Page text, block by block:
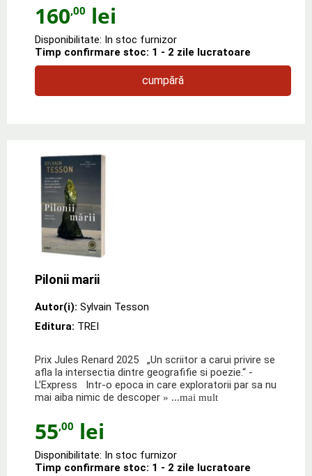
160,00 lei
Disponibilitate: In stoc furnizor
Timp confirmare stoc: 1 - 2 zile lucratoare
cumpără
Pilonii marii
Autor(i): Sylvain Tesson
Editura: TREI
Prix Jules Renard 2025 „Un scriitor a carui privire se
afla la intersectia dintre geografifie si poezie.“ -
L’Express Intr-o epoca in care exploratorii par sa nu
mai aiba nimic de descoper » ...mai mult
55,00 lei
Disponibilitate: In stoc furnizor
Timp confirmare stoc: 1 - 2 zile lucratoare